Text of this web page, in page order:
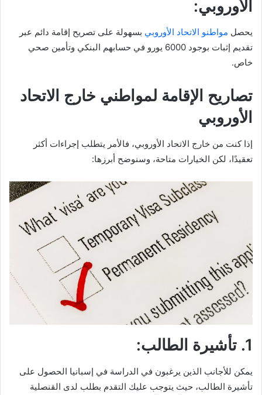
الأوروبي:
يحصل مواطنو الاتحاد الأوروبي بسهولة على تصريح إقامة دائم عبر
تقديم إثبات بوجود 6000 يورو في حسابهم البنكي وتأمين صحي
خاص.
تصاريح الإقامة لمواطني خارج الاتحاد
الأوروبي
إذا كنت من خارج الاتحاد الأوروبي، فالأمر يتطلب إجراءات أكثر
تعقيدًا، لكن الخيارات متاحة، وسنوضح أبرزها:
1. تأشيرة الطالب:
يمكن للأجانب الذين يرغبون في الدراسة في إسبانيا الحصول على
تأشيرة الطالب، حيث يتوجب عليك التقدم بطلب لدى القنصلية